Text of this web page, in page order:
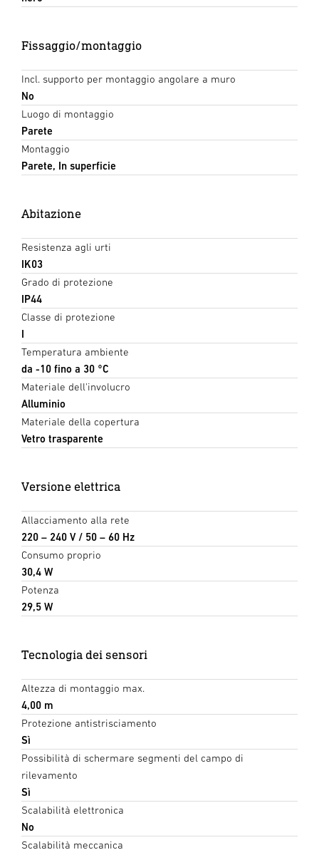
Fissaggio/montaggio
Incl. supporto per montaggio angolare a muro
No
Luogo di montaggio
Parete
Montaggio
Parete, In superficie
Abitazione
Resistenza agli urti
IK03
Grado di protezione
IP44
Classe di protezione
I
Temperatura ambiente
da -10 fino a 30 °C
Materiale dell'involucro
Alluminio
Materiale della copertura
Vetro trasparente
Versione elettrica
Allacciamento alla rete
220 – 240 V / 50 – 60 Hz
Consumo proprio
30,4 W
Potenza
29,5 W
Tecnologia dei sensori
Altezza di montaggio max.
4,00 m
Protezione antistrisciamento
Sì
Possibilità di schermare segmenti del campo di
rilevamento
Sì
Scalabilità elettronica
No
Scalabilità meccanica